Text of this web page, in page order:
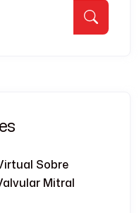
Sobre
Mitral